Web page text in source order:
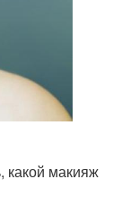
какой макияж